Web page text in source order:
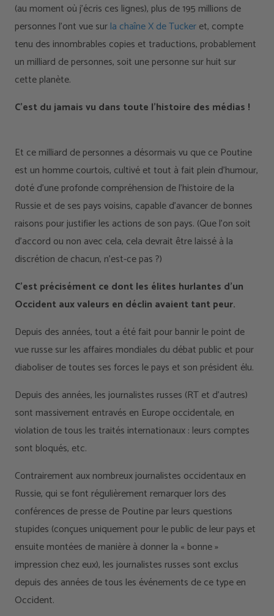
(au moment où j'écris ces lignes), plus de 195 millions de
personnes l'ont vue surla chaîne X de Tuckeret, compte
tenu des innombrables copies et traductions, probablement
un milliard de personnes, soit une personne sur huit sur
cette planète.
C'est du jamais vu dans toute l'histoire des médias !
Et ce milliard de personnes a désormais vu que ce Poutine
est un homme courtois, cultivé et tout à fait plein d’humour,
doté d’une profonde compréhension de l’histoire de la
Russie et de ses pays voisins, capable d’avancer de bonnes
raisons pour justifier les actions de son pays. (Que l’on soit
d’accord ou non avec cela, cela devrait être laissé à la
discrétion de chacun, n’est-ce pas ?)
C'est précisément ce dont les élites hurlantes d'un
Occident aux valeurs en déclin avaient tant peur.
Depuis des années, tout a été fait pour bannir le point de
vue russe sur les affaires mondiales du débat public et pour
diaboliser de toutes ses forces le pays et son président élu.
Depuis des années, les journalistes russes (RT et d’autres)
sont massivement entravés en Europe occidentale, en
violation de tous les traités internationaux : leurs comptes
sont bloqués, etc.
Contrairement aux nombreux journalistes occidentaux en
Russie, qui se font régulièrement remarquer lors des
conférences de presse de Poutine par leurs questions
stupides (conçues uniquement pour le public de leur pays et
ensuite montées de manière à donner la « bonne »
impression chez eux), les journalistes russes sont exclus
depuis des années de tous les événements de ce type en
Occident.